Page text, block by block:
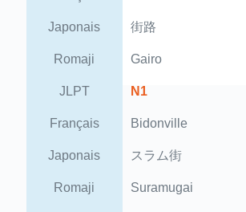
Japonais 街路
Romaji Gairo
JLPT N1
Français Bidonville
Japonais スラム街
Romaji Suramugai